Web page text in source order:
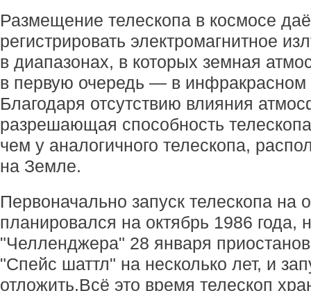
Размещение телескопа в космосе
регистрировать электромагнитное
в диапазонах, в которых земная
в первую очередь — в инфракрасном
Благодаря отсутствию влияния
разрешающая способность
чем у аналогичного телескопа,
на Земле.
Первоначально запуск телескопа на
планировался на октябрь 1986 года,
"Челленджера" 28 января
"Спейс шаттл" на несколько лет, и
отложить.Всё это время телескоп